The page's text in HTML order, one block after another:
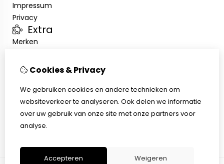
Impressum
Privacy
Extra
Merken
Klantenservice
Sitemap
Afhalen
Algemene voorwaarden
Herroepingsrecht
Cookies & Privacy
We gebruiken cookies en andere technieken om
websiteverkeer te analyseren. Ook delen we informatie
over uw gebruik van onze site met onze partners voor
analyse.
Accepteren Weigeren